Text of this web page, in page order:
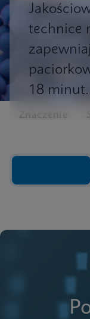
technice
18 minut.
Znaczenie